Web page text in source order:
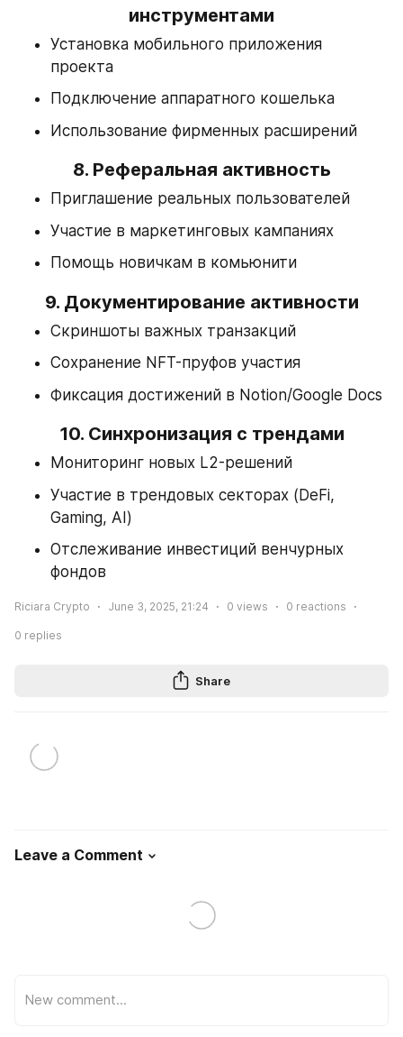
инструментами
Установка мобильного приложения
проекта
Подключение аппаратного кошелька
Использование фирменных расширений
8. Реферальная активность
Приглашение реальных пользователей
Участие в маркетинговых кампаниях
Помощь новичкам в комьюнити
9. Документирование активности
Скриншоты важных транзакций
Сохранение NFT-пруфов участия
Фиксация достижений в Notion/Google Docs
10. Синхронизация с трендами
Мониторинг новых L2-решений
Участие в трендовых секторах (DeFi,
Gaming, AI)
Отслеживание инвестиций венчурных
фондов
Riciara Crypto June 3, 2025, 21:24 0 views 0 reactions
0 replies
Share
Leave a Comment